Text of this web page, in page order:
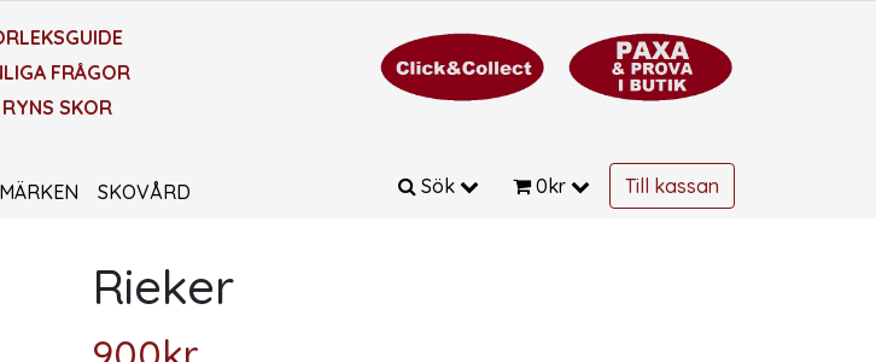
FRÅGOR
SKOR
SKOVÅRD Sök 0kr Till kassan
Rieker